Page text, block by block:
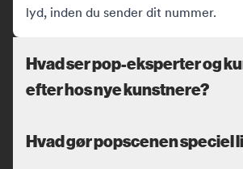
lyd, inden du sender dit nummer.
Hvad ser pop-eksperter og
efter hos nye kunstnere?
Hvad gør popscenen speciel